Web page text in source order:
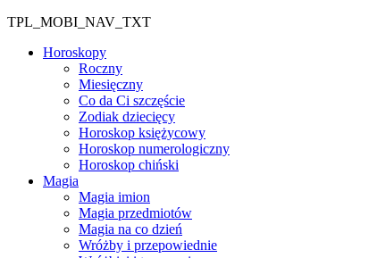
TPL_MOBI_NAV_TXT
Horoskopy
Roczny
Miesięczny
Co da Ci szczęście
Zodiak dziecięcy
Horoskop księżycowy
Horoskop numerologiczny
Horoskop chiński
Magia
Magia imion
Magia przedmiotów
Magia na co dzień
Wróżby i przepowiednie